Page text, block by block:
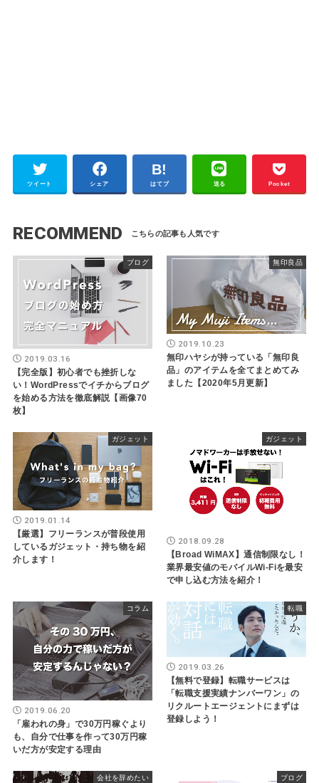
ツイート シェア はてブ 送る Pocket
RECOMMEND
ブログ
2019.03.16
【完全版】初心者でも挫折しな
い！WordPressでイチからブログ
を始める方法を徹底解説【画像70
枚】
無印良品
2019.10.23
無印ハヤシが持っている「無印良
品」のアイテムを全てまとめてみ
ました【2020年5月更新】
ガジェット
2019.01.14
【厳選】フリーランスが普段使用
しているガジェット・持ち物を紹
介します！
ガジェット
2018.09.28
【Broad WiMAX】通信制限なし！
業界最安値のモバイルWi-Fiを最安
で申し込む方法を紹介！
コラム
2019.06.20
「雇われの身」で30万円稼ぐより
も、自分で仕事を作って30万円稼
いだ方が安定する理由
転職
2019.03.26
【無料で登録】転職サービスは
「転職支援実績ナンバーワン」の
リクルートエージェントにまずは
登録しよう！
会社を辞めたい ブログ